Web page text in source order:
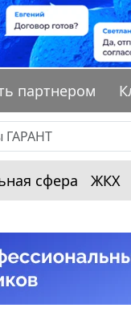
партнером
сфера ЖКХ